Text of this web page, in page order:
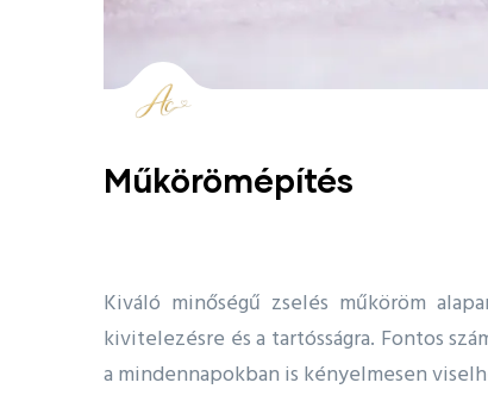
Műkörömépítés
Kiváló minőségű zselés műköröm
kivitelezésre és a tartósságra. Fontos
a mindennapokban is kényelmesen